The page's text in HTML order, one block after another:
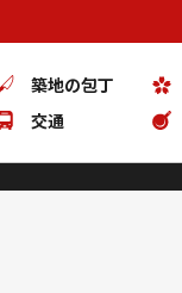
築地の包丁
交通